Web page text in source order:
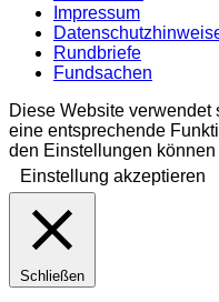
Impressum
Rundbriefe
Fundsachen
Diese Website
eine entsprechende
den Einstellungen
Einstellung akzeptieren
Schließen